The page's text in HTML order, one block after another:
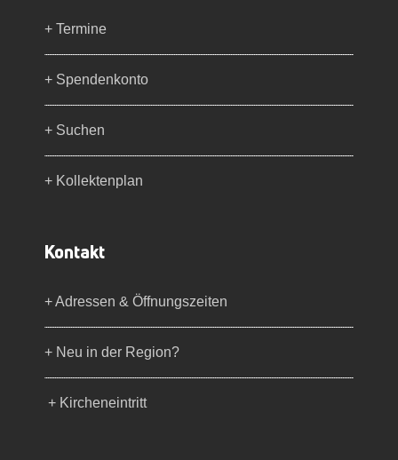
+ Termine
+ Spendenkonto
+ Suchen
+ Kollektenplan
Kontakt
+ Adressen & Öffnungszeiten
+ Neu in der Region?
+ Kircheneintritt